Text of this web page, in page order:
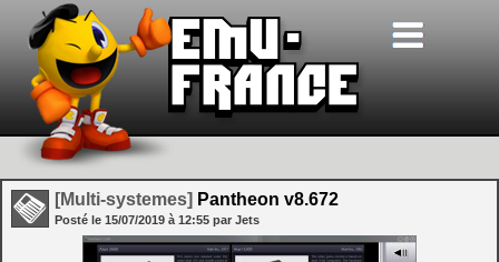
[Multi-systemes] Pantheon v8.672
Posté le 15/07/2019 à 12:55 par Jets